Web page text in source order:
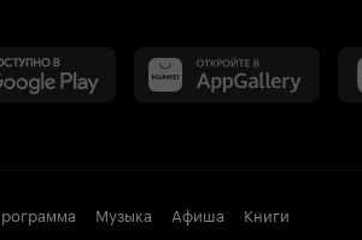
Музыка Афиша Книги